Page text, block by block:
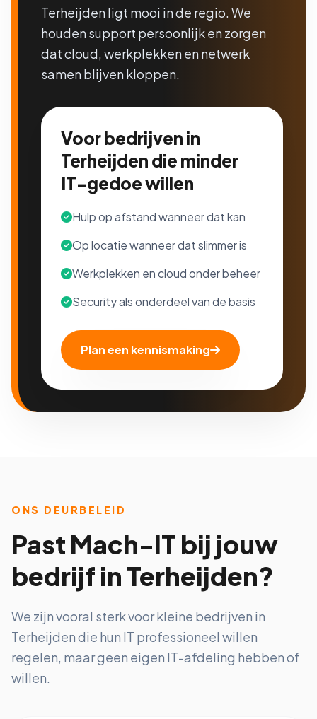
Terheijden ligt mooi in de regio. We
houden support persoonlijk en zorgen
dat cloud, werkplekken en netwerk
samen blijven kloppen.
Voor bedrijven in
Terheijden die minder
IT-gedoe willen
Hulp op afstand wanneer dat kan
Op locatie wanneer dat slimmer is
Werkplekken en cloud onder beheer
Security als onderdeel van de basis
Plan een kennismaking
ONS DEURBELEID
Past Mach-IT bij jouw
bedrijf in Terheijden?
We zijn vooral sterk voor kleine bedrijven in
Terheijden die hun IT professioneel willen
regelen, maar geen eigen IT-afdeling hebben of
willen.